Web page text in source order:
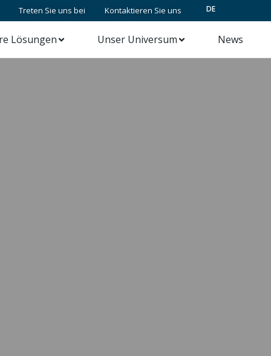
Treten Sie uns bei Kontaktieren Sie uns DE
Lösungen Unser Universum News